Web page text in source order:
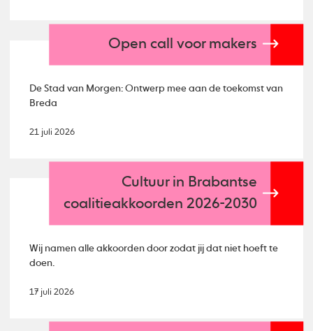
Open call voor makers
De Stad van Morgen: Ontwerp mee aan de toekomst van
Breda
21 juli 2026
Cultuur in Brabantse
coalitieakkoorden 2026-2030
Wij namen alle akkoorden door zodat jij dat niet hoeft te
doen.
17 juli 2026